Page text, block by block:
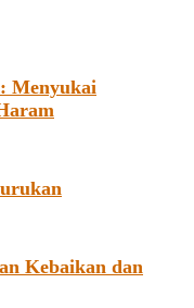
Menyukai
Kebaikan dan